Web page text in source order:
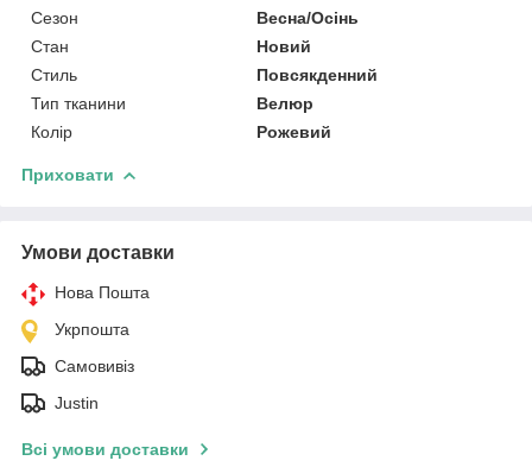
Сезон
Весна/Осінь
Стан
Новий
Стиль
Повсякденний
Тип тканини
Велюр
Колір
Рожевий
Приховати
Умови доставки
Нова Пошта
Укрпошта
Самовивіз
Justin
Всі умови доставки